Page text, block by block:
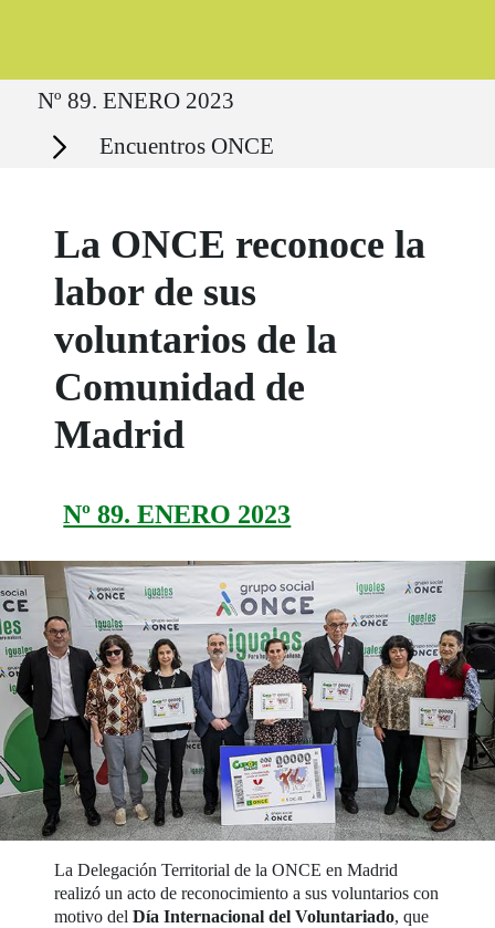
Ruta del sitio
Nº 89. ENERO 2023
Secciones Encuentros ONCE
La ONCE reconoce la
labor de sus
voluntarios de la
Comunidad de
Madrid
Nº 89. ENERO 2023
La Delegación Territorial de la ONCE en Madrid
realizó un acto de reconocimiento a sus voluntarios con
motivo delDía Internacional del Voluntariado, que